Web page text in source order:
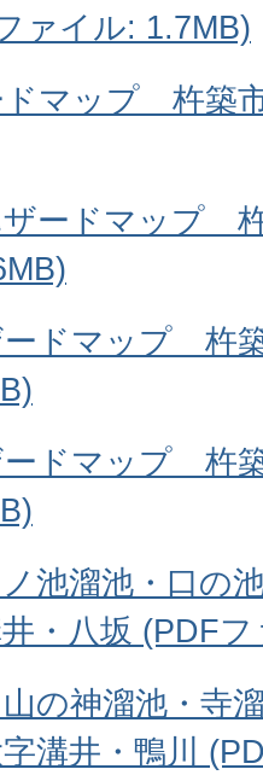
ァイル: 1.7MB)
ドマップ 杵築
ザードマップ
ードマップ 杵
ードマップ 杵
ノ池溜池・口
・八坂 (PDF
山の神溜池・寺
溝井・鴨川